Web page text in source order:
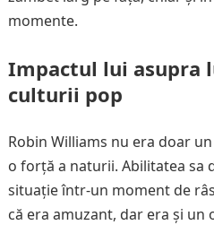
momente.
Impactul lui asupra
culturii pop
Robin Williams nu era doar
o forță a naturii. Abilitatea sa
situație într-un moment de
că era amuzant, dar era și